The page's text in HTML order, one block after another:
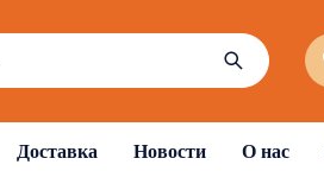
Доставка Новости О нас